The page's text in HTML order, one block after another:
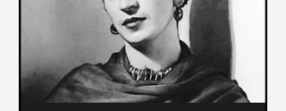
Piccolo Principe che trasmettono il
messaggio più significativo: le cose
più importanti della vita (...)